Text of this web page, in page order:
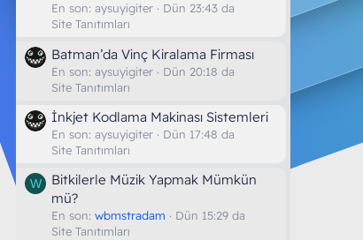
En son: aysuyigiter
Dün 23:43 da
Site Tanıtımları
Batman’da Vinç Kiralama Firması
En son: aysuyigiter
Dün 20:18 da
Site Tanıtımları
İnkjet Kodlama Makinası Sistemleri
En son: aysuyigiter
Dün 17:48 da
Site Tanıtımları
W
Bitkilerle Müzik Yapmak Mümkün
mü?
En son: wbmstradam
Dün 15:29 da
Site Tanıtımları